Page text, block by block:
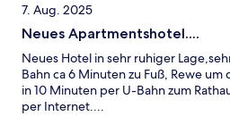
7. Aug. 2025
Neues Apartmentshotel....
Neues Hotel in sehr ruhiger
Bahn ca 6 Minuten zu Fuß, Rewe
in 10 Minuten per U-Bahn zum
per Internet....